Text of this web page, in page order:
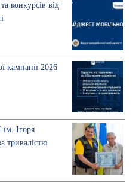
конкурсів від
кампанії 2026
Ігоря
тривалістю